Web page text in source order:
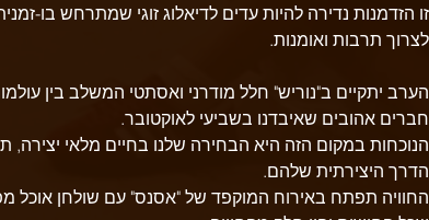
זו הזדמנות נדירה להיות עדים לדיאלוג זוגי שמתרחש
לצרוך תרבות ואומנות.
הערב יתקיים ב"נוריש" חלל מודרני ואסתטי המשלב בין
חברים אהובים שאיבדנו בשביעי לאוקטובר.
הנוכחות במקום הזה היא הבחירה שלנו בחיים מלאי
הדרך היצירתית שלהם.
החוויה תפתח באירוח המוקפד של "אסנס" עם שולחן אוכל